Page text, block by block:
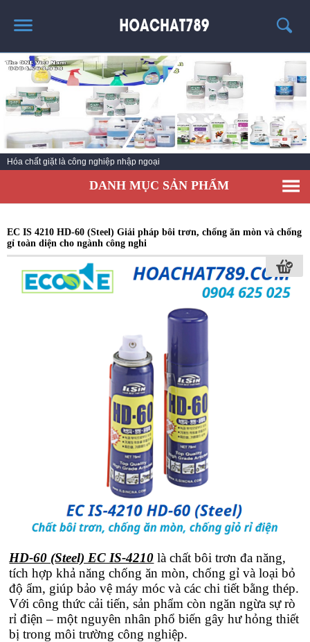
TRANG CHỦ
SẢN PHẨM HÓT
THÔNG TIN VỀ HÓA CHẤT
TIN TỨC
SẢN PHẨM
Hóa chất giặt là công nghiệp nhập ngoại
DANH MỤC SẢN PHẨM
EC IS 4210 HD-60 (Steel) Giải pháp bôi trơn, chống ăn mòn và chống
gỉ toàn diện cho ngành công nghi
HD-60 (Steel) EC IS-4210 là chất bôi trơn đa năng,
tích hợp khả năng chống ăn mòn, chống gỉ và loại bỏ
độ ẩm, giúp bảo vệ máy móc và các chi tiết bằng thép.
Với công thức cải tiến, sản phẩm còn ngăn ngừa sự rò
rỉ điện – một nguyên nhân phổ biến gây hư hỏng thiết
bị trong môi trường công nghiệp.